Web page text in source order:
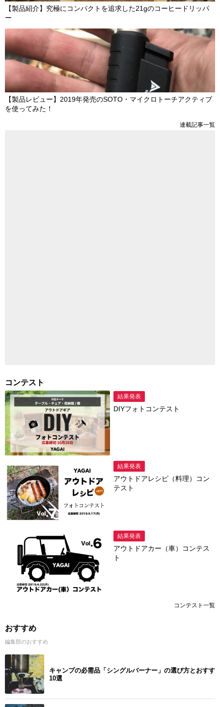
【製品紹介】究極にコンパクトを追求した21gのコーヒードリッパ
ー
【製品レビュー】2019年発売のSOTO・マイクロトーチアクティブ
を使ってみた！
連載記事一覧
コンテスト
結果発表
DIYフォトコンテスト
結果発表
アウトドアレシピ（料理）コン
テスト
結果発表
アウトドアカー（車）コンテス
ト
コンテスト一覧
おすすめ
編集部のおすすめ
キャンプの必需品「シングルバーナー」の選び方とおすす
10選